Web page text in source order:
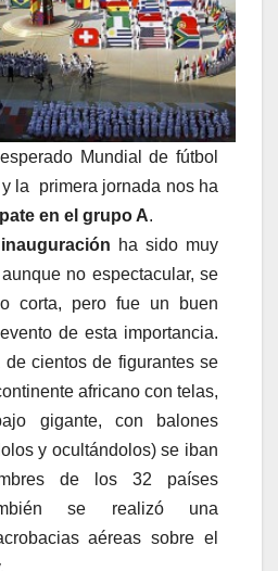
Mundial de fútbol
la primera jornada nos ha
en el grupo A.
ha sido muy
no espectacular, se
corta, pero fue un buen
de esta importancia.
cientos de figurantes se
africano con telas,
gigante, con balones
y ocultándolos) se iban
de los 32 países
se realizó una
aéreas sobre el